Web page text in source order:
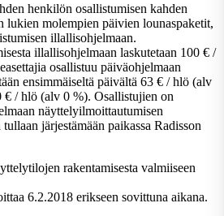
henkilön osallistumisen kahden
lukien molempien päivien lounaspaketit,
illallisohjelmaan.
illallisohjelmaan laskutetaan 100 € /
osallistuu päiväohjelmaan
ensimmäiseltä päivältä 63 € / hlö (alv
€ / hlö (alv 0 %). Osallistujien on
näyttelyilmoittautumisen
järjestämään paikassa Radisson
rakentamisesta valmiiseen
6.2.2018 erikseen sovittuna aikana.